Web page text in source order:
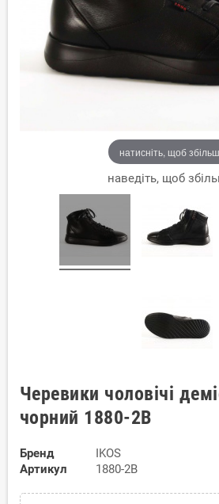
натисніть, щоб
наведіть, щоб
Черевики чоловічі
чорний 1880-2B
Бренд
IKOS
Артикул
1880-2B